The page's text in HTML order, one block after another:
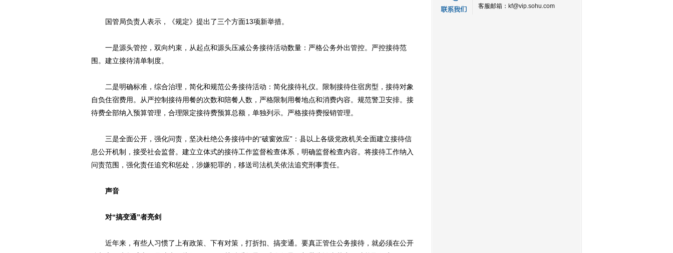
国管局负责人表示，《规定》提出了三个方面13项新举措。
一是源头管控，双向约束，从起点和源头压减公务接待活动数量：严格公务外出管控。严控接待范
围。建立接待清单制度。
二是明确标准，综合治理，简化和规范公务接待活动：简化接待礼仪。限制接待住宿房型，接待对象
自负住宿费用。从严控制接待用餐的次数和陪餐人数，严格限制用餐地点和消费内容。规范警卫安排。接
待费全部纳入预算管理，合理限定接待费预算总额，单独列示。严格接待费报销管理。
三是全面公开，强化问责，坚决杜绝公务接待中的“破窗效应”：县以上各级党政机关全面建立接待信
息公开机制，接受社会监督。建立立体式的接待工作监督检查体系，明确监督检查内容。将接待工作纳入
问责范围，强化责任追究和惩处，涉嫌犯罪的，移送司法机关依法追究刑事责任。
声音
对“搞变通”者亮剑
近年来，有些人习惯了上有政策、下有对策，打折扣、搞变通。要真正管住公务接待，就必须在公开
客服邮箱： kf@vip.sohu.com